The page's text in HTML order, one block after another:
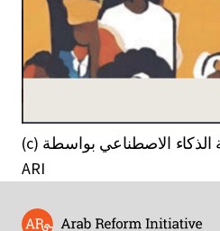
(c) صورة تم إنشاؤها بواسطة الذكاء الاصطناعي بواسطة
ARI